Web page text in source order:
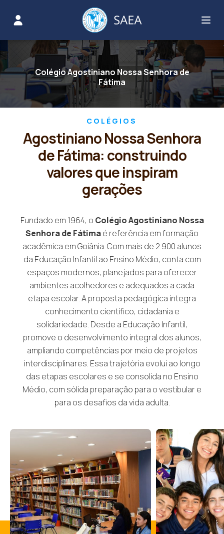
Colégio Agostiniano Nossa Senhora de
Fátima
COLÉGIOS
Agostiniano Nossa Senhora
de Fátima: construindo
valores que inspiram
gerações
Fundado em 1964, o Colégio Agostiniano Nossa
Senhora de Fátimaé referência em formação
acadêmica em Goiânia. Com mais de 2.900 alunos
da Educação Infantil ao Ensino Médio, conta com
espaços modernos, planejados para oferecer
ambientes acolhedores e adequados a cada
etapa escolar. A proposta pedagógica integra
conhecimento científico, cidadania e
solidariedade. Desde a Educação Infantil,
promove o desenvolvimento integral dos alunos,
ampliando competências por meio de projetos
interdisciplinares. Essa trajetória evolui ao longo
das etapas escolares e se consolida no Ensino
Médio, com sólida preparação para o vestibular e
para os desafios da vida adulta.